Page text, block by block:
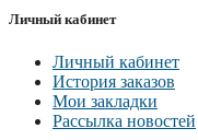
Личный кабинет
Личный кабинет
История заказов
Мои закладки
Рассылка новостей